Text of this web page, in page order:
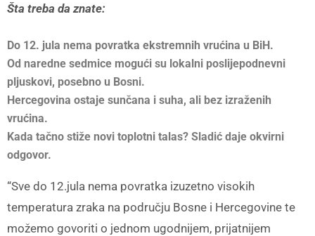
Šta treba da znate:
Do 12. jula nema povratka ekstremnih vrućina u BiH.
Od naredne sedmice mogući su lokalni poslijepodnevni
pljuskovi, posebno u Bosni.
Hercegovina ostaje sunčana i suha, ali bez izraženih
vrućina.
Kada tačno stiže novi toplotni talas? Sladić daje okvirni
odgovor.
“Sve do 12.jula nema povratka izuzetno visokih
temperatura zraka na području Bosne i Hercegovine te
možemo govoriti o jednom ugodnijem, prijatnijem